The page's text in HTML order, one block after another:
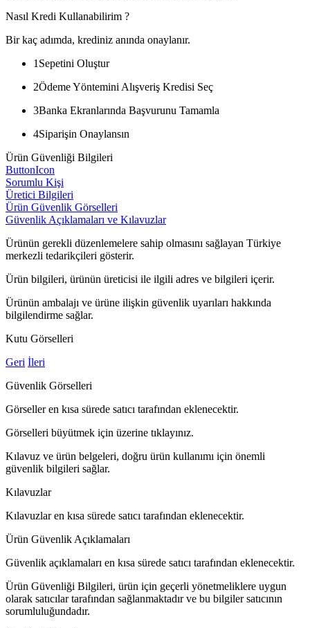
Nasıl Kredi Kullanabilirim ?
Bir kaç adımda, krediniz anında onaylanır.
1 Sepetini Oluştur
2Ödeme Yöntemini Alışveriş Kredisi Seç
3Banka Ekranlarında Başvurunu Tamamla
4Siparişin Onaylansın
Ürün Güvenliği Bilgileri
ButtonIcon
Sorumlu Kişi
Üretici Bilgileri
Ürün Güvenlik Görselleri
Güvenlik Açıklamaları ve Kılavuzlar
Ürünün gerekli düzenlemelere sahip olmasını sağlayan Türkiye
merkezli tedarikçileri gösterir.
Ürün bilgileri, ürünün üreticisi ile ilgili adres ve bilgileri içerir.
Ürünün ambalajı ve ürüne ilişkin güvenlik uyarıları hakkında
bilgilendirme sağlar.
Kutu Görselleri
Geri İleri
Güvenlik Görselleri
Görseller en kısa sürede satıcı tarafından eklenecektir.
Görselleri büyütmek için üzerine tıklayınız.
Kılavuz ve ürün belgeleri, doğru ürün kullanımı için önemli
güvenlik bilgileri sağlar.
Kılavuzlar
Kılavuzlar en kısa sürede satıcı tarafından eklenecektir.
Ürün Güvenlik Açıklamaları
Güvenlik açıklamaları en kısa sürede satıcı tarafından eklenecektir.
Ürün Güvenliği Bilgileri, ürün için geçerli yönetmeliklere uygun
olarak satıcılar tarafından sağlanmaktadır ve bu bilgiler satıcının
sorumluluğundadır.